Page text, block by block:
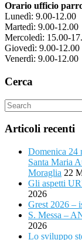
Orario ufficio
Lunedì: 9.00-12.00
Martedì: 9.00-12.00
Mercoledì: 15.00-
Giovedì: 9.00-12.00
Venerdì: 9.00-12.00
Cerca
Articoli recenti
Domenica 24
Santa Maria
Moraglia 22
Gli aspetti
2026
Grest 2026 –
S. Messa –
2026
Lo sviluppo